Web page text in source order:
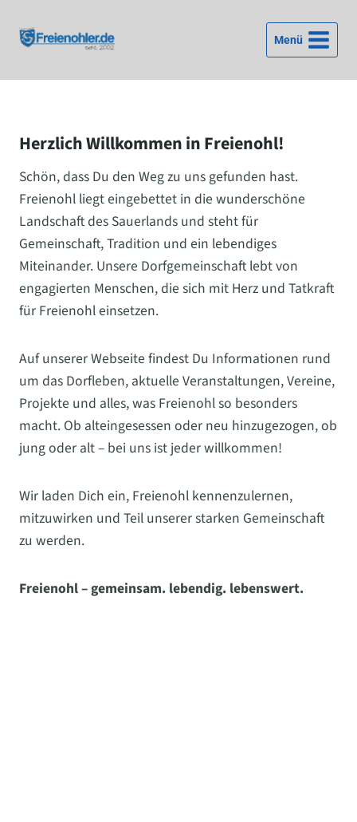
Inhalt
springen
Menü
Herzlich Willkommen in Freienohl!
Schön, dass Du den Weg zu uns gefunden hast.
Freienohl liegt eingebettet in die wunderschöne
Landschaft des Sauerlands und steht für
Gemeinschaft, Tradition und ein lebendiges
Miteinander. Unsere Dorfgemeinschaft lebt von
engagierten Menschen, die sich mit Herz und Tatkraft
für Freienohl einsetzen.
Auf unserer Webseite findest Du Informationen rund
um das Dorfleben, aktuelle Veranstaltungen, Vereine,
Projekte und alles, was Freienohl so besonders
macht. Ob alteingesessen oder neu hinzugezogen, ob
jung oder alt – bei uns ist jeder willkommen!
Wir laden Dich ein, Freienohl kennenzulernen,
mitzuwirken und Teil unserer starken Gemeinschaft
zu werden.
Freienohl – gemeinsam. lebendig. lebenswert.